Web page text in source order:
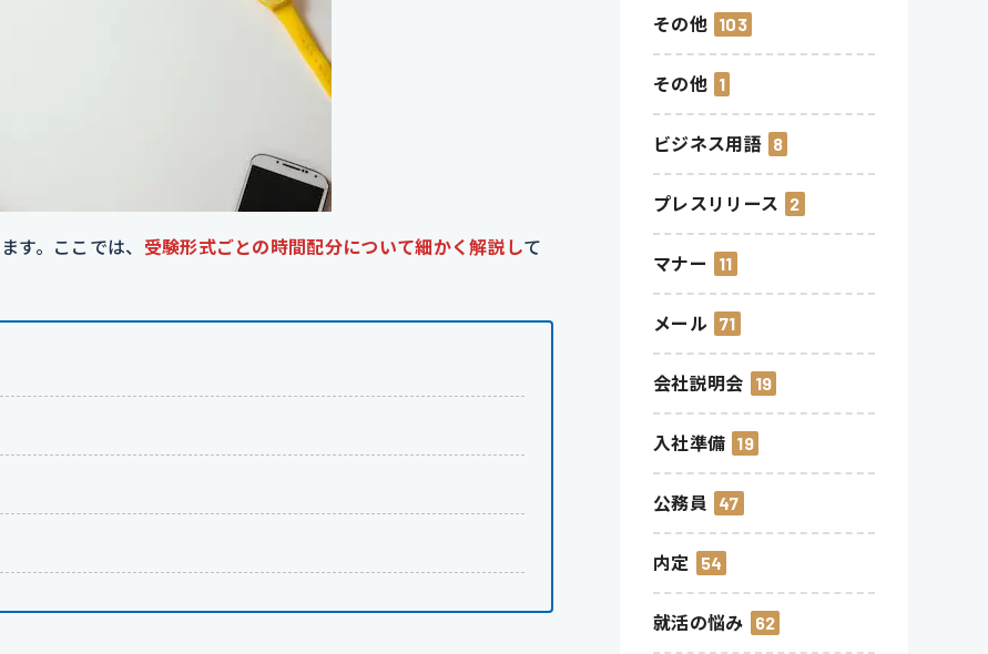
す。ここでは、 受験形式ごとの時間配分について細かく解説して
その他 103
その他 1
ビジネス用語 8
プレスリリース 2
マナー 11
メール 71
会社説明会 19
入社準備 19
公務員 47
内定 54
就活の悩み 62